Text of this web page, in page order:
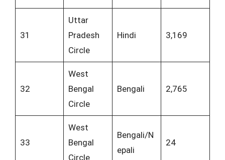
31
Uttar
Pradesh
Circle
Hindi 3,169
32
West
Bengal
Circle
Bengali 2,765
33
West
Bengal
Circle
Bengali/N
epali
24